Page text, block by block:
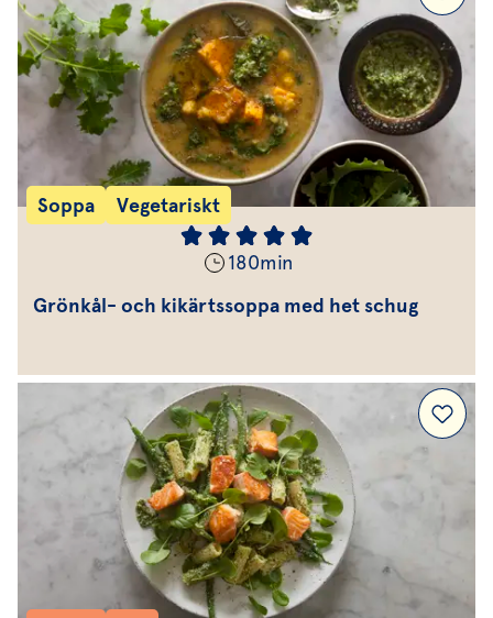
Soppa Vegetariskt
180min
Grönkål- och kikärtssoppa med het schug